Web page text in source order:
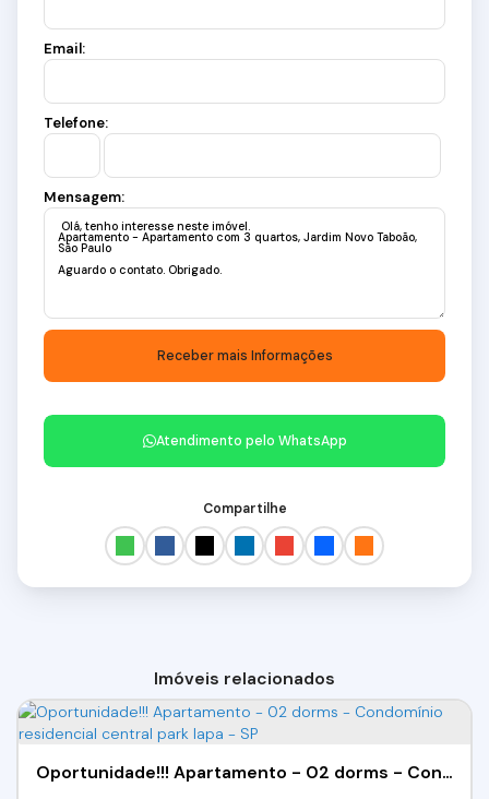
Email:
Telefone:
Mensagem:
Atendimento pelo WhatsApp
Compartilhe
Imóveis relacionados
Oportunidade!!! Apartamento - 02 dorms - Condomínio residencial central park lapa - SP